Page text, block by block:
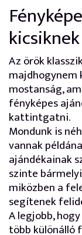
Az örök
majdhogynem
mostanság,
fényképes
kattintgatni.
Mondunk is
vannak
ajándékainak
szinte
miközben a
segítenek
A legjobb,
több különálló